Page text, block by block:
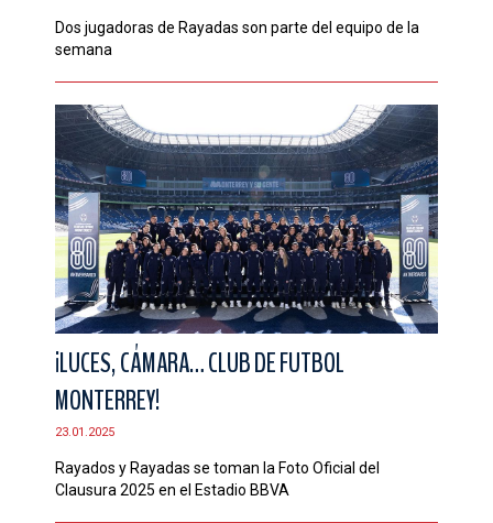
Dos jugadoras de Rayadas son parte del equipo de la
semana
¡LUCES, CÁMARA… CLUB DE FUTBOL
MONTERREY!
23.01.2025
Rayados y Rayadas se toman la Foto Oficial del
Clausura 2025 en el Estadio BBVA